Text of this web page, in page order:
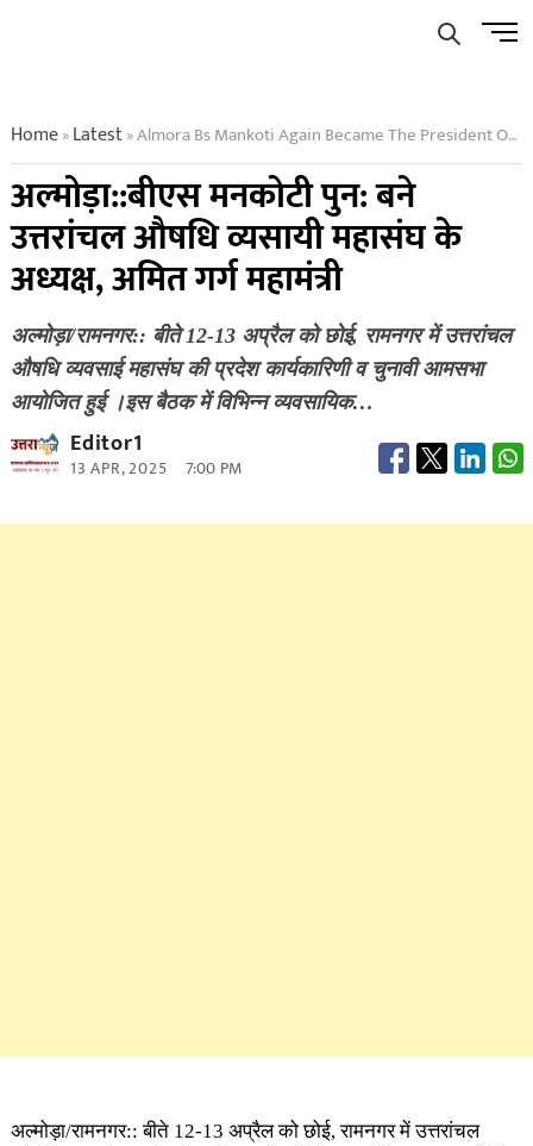
Menu
Home»Latest»Almora Bs Mankoti Again Became The President Of Uttaranchal Pharmaceutical Businessmen Federation
अल्मोड़ा::बीएस मनकोटी पुन: बने
उत्तरांचल औषधि व्यसायी महासंघ के
अध्यक्ष, अमित गर्ग महामंत्री
अल्मोड़ा/रामनगर:: बीते 12-13 अप्रैल को छोई, रामनगर में उत्तरांचल
औषधि व्यवसाई महासंघ की प्रदेश कार्यकारिणी व चुनावी आमसभा
आयोजित हुई ।इस बैठक में विभिन्न व्यवसायिक…
Editor1
13 APR, 2025 7:00 PM
अल्मोड़ा/रामनगर:: बीते 12-13 अप्रैल को छोई, रामनगर में उत्तरांचल